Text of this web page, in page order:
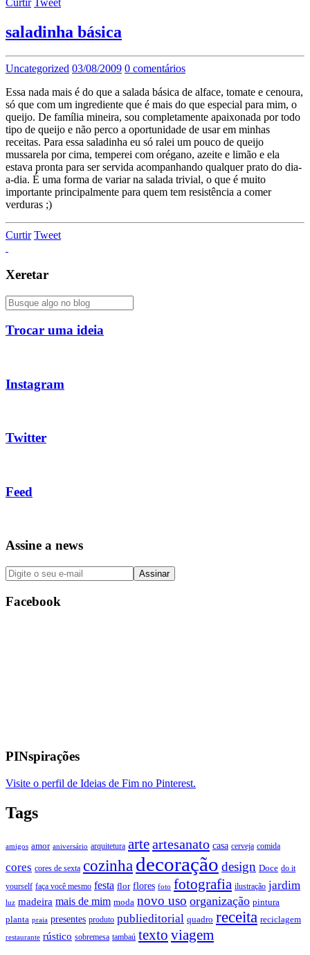
Curtir Tweet
saladinha básica
Uncategorized 03/08/2009 0 comentários
Essa nada mais é do que a salada básica de alface, tomate e cenoura,
só que com um ingrediente que é mais do que especial para mim, o
queijo. De família mineira, sou completamente apaixonada por todo
tipo de queijo e não perco a oportunidade de usar em minhas
receitas. Para essa saladinha eu só ralei um pouco de queijo
mussarela por cima, temperei com orégano, azeite e limão e ela
estava pronta para ser servida acompanhando qualquer prato do dia-
a-dia. É uma forma de variar na salada trivial, o que é muito
importante principalmente para quem tem resistência a comer
verduras ;)
Curtir Tweet
Xeretar
Trocar uma ideia
Instagram
Twitter
Feed
Assine a news
Facebook
PINspirações
Visite o perfil de Ideias de Fim no Pinterest.
Tags
amigos amor aniversário arquitetura arteartesanato casa cerveja comida
cores cores de sexta cozinhadecoração design Doce do it
yourself faça você mesmo festa flor flores foto fotografia ilustração jardim
luz madeira mais de mim moda novo uso organização pintura
planta praia presentes produto publieditorial quadro receita reciclagem
restaurante rústico sobremesa tambaú texto viagem